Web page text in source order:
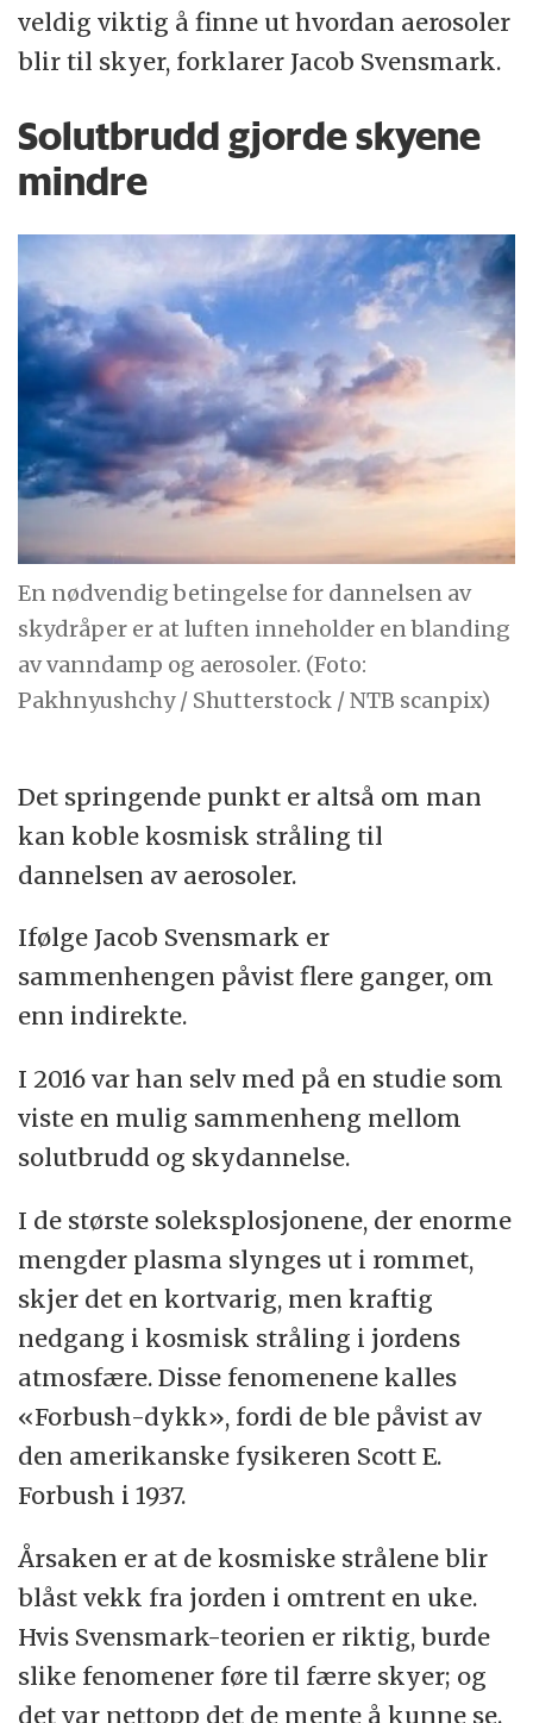
veldig viktig å finne ut hvordan aerosoler
blir til skyer, forklarer Jacob Svensmark.
Solutbrudd gjorde skyene
mindre
En nødvendig betingelse for dannelsen av
skydråper er at luften inneholder en blanding
av vanndamp og aerosoler. (Foto:
Pakhnyushchy / Shutterstock / NTB scanpix)
Det springende punkt er altså om man
kan koble kosmisk stråling til
dannelsen av aerosoler.
Ifølge Jacob Svensmark er
sammenhengen påvist flere ganger, om
enn indirekte.
I 2016 var han selv med på en studie som
viste en mulig sammenheng mellom
solutbrudd og skydannelse.
I de største soleksplosjonene, der enorme
mengder plasma slynges ut i rommet,
skjer det en kortvarig, men kraftig
nedgang i kosmisk stråling i jordens
atmosfære. Disse fenomenene kalles
«Forbush-dykk», fordi de ble påvist av
den amerikanske fysikeren Scott E.
Forbush i 1937.
Årsaken er at de kosmiske strålene blir
blåst vekk fra jorden i omtrent en uke.
Hvis Svensmark-teorien er riktig, burde
slike fenomener føre til færre skyer; og
det var nettopp det de mente å kunne se.